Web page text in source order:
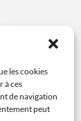
les cookies
à ces
de navigation
peut